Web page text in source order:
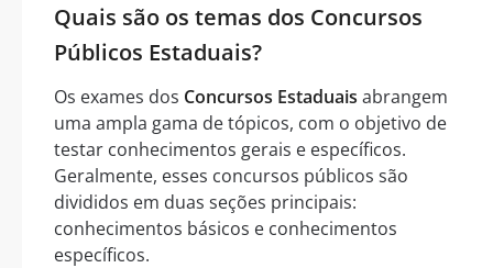
Quais são os temas dos Concursos
Públicos Estaduais?
Os exames dos Concursos Estaduais abrangem
uma ampla gama de tópicos, com o objetivo de
testar conhecimentos gerais e específicos.
Geralmente, esses concursos públicos são
divididos em duas seções principais:
conhecimentos básicos e conhecimentos
específicos.